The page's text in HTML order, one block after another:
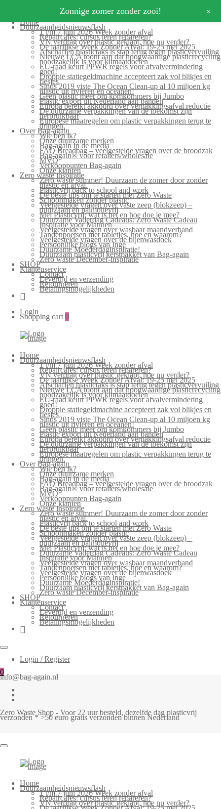
Home
Duurzaamheidsnieuwsflash
1 t/m 7 juni 2026 Week zonder afval
Repaircafés: cursus leren repareren?
VN verdrag over plastic geklapt, hoe nu verder?
De jaarlijkse Week Zonder Afval: 19-25 mei 2025
Afschaffen plastictaks is stap terug tegen plasticvervuiling
Nieuwe LCA toont aan dat hoogwaardige plasticrecycling
noodzakelijk is voor klimaatdoelen
EU-raad keurt PPWR regels voor afvalvermindering
goed!
Droppie statiegeldmachine accepteert zak vol blikjes en
flesjes
Sinds 2019 viste The Ocean Clean-up al 10 miljoen kg
plastic uit rivieren en oceanen!
Geen plastic meer om komkommers bij Jumbo
Plastic export uit Nederland aan banden
Europa bereikt akkoord over verpakkingsafval reductie
De duurzame verpakkingen van de toekomst zijn
herbruikbaar
Europese maatregelen om plastic verpakkingen terug te
dringen.
Over Bag-again
Wie ben ik?
Onze duurzame merken
Bag-again in de media
FAQ Breadbag – veelgestelde vragen over de broodzak
Bag-again® voor retailers/wholesale
MVO
Verkooppunten Bag-again
Onze klanten
Zero waste inspiratie
Zero waste summer! Duurzaam de zomer door zonder
plastic en afval.
Plasticvrij back to school and work
De beste tips om te starten met Zero Waste
Schoonmaken zonder plastic
Veelgestelde vragen over vaste zeep (blokzeep) –
duurzaam en palmolievrij
Mei Plasticvrij: wat is het en hoe doe je mee?
Duurzame Vaderdag Cadeaus: Zero Waste Cadeau
Inspiratie voor Mannen
Veelgestelde vragen over wasbaar maandverband
Tandenpoetsen met tabletjes, hoe en waarom?
Veelgestelde vragen over de bijenwasdoek
Persoonlijke blogs van Inge
Duurzame Moederdaginspiratie!
Duurzaam plasticvrij kerstpakket van Bag-again
Zero waste December-inspiratie
SHOP
Klantenservice
Contact
Levertijd en verzending
Retourneren
Betalingsmogelijkheden
Login
Shopping cart 0
Home
Duurzaamheidsnieuwsflash
1 t/m 7 juni 2026 Week zonder afval
Repaircafés: cursus leren repareren?
VN verdrag over plastic geklapt, hoe nu verder?
De jaarlijkse Week Zonder Afval: 19-25 mei 2025
Afschaffen plastictaks is stap terug tegen plasticvervuiling
Nieuwe LCA toont aan dat hoogwaardige plasticrecycling
noodzakelijk is voor klimaatdoelen
EU-raad keurt PPWR regels voor afvalvermindering
goed!
Droppie statiegeldmachine accepteert zak vol blikjes en
flesjes
Sinds 2019 viste The Ocean Clean-up al 10 miljoen kg
plastic uit rivieren en oceanen!
Geen plastic meer om komkommers bij Jumbo
Plastic export uit Nederland aan banden
Europa bereikt akkoord over verpakkingsafval reductie
De duurzame verpakkingen van de toekomst zijn
herbruikbaar
Europese maatregelen om plastic verpakkingen terug te
dringen.
Over Bag-again
Wie ben ik?
Onze duurzame merken
Bag-again in de media
FAQ Breadbag – veelgestelde vragen over de broodzak
Bag-again® voor retailers/wholesale
MVO
Verkooppunten Bag-again
Onze klanten
Zero waste inspiratie
Zero waste summer! Duurzaam de zomer door zonder
plastic en afval.
Plasticvrij back to school and work
De beste tips om te starten met Zero Waste
Schoonmaken zonder plastic
Veelgestelde vragen over vaste zeep (blokzeep) –
duurzaam en palmolievrij
Mei Plasticvrij: wat is het en hoe doe je mee?
Duurzame Vaderdag Cadeaus: Zero Waste Cadeau
Inspiratie voor Mannen
Veelgestelde vragen over wasbaar maandverband
Tandenpoetsen met tabletjes, hoe en waarom?
Veelgestelde vragen over de bijenwasdoek
Persoonlijke blogs van Inge
Duurzame Moederdaginspiratie!
Duurzaam plasticvrij kerstpakket van Bag-again
Zero waste December-inspiratie
SHOP
Klantenservice
Contact
Levertijd en verzending
Retourneren
Betalingsmogelijkheden
Login / Register
0
info@bag-again.nl
Zero Waste Shop - Voor 22 uur besteld, dezelfde dag plasticvrij
verzonden * >50 euro gratis verzonden binnen Nederland
Home
Duurzaamheidsnieuwsflash
1 t/m 7 juni 2026 Week zonder afval
Repaircafés: cursus leren repareren?
VN verdrag over plastic geklapt, hoe nu verder?
Zonnige zomer zonder zooi! +